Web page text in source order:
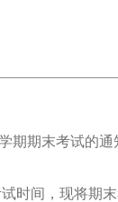
期期末考试的通
时间，现将期